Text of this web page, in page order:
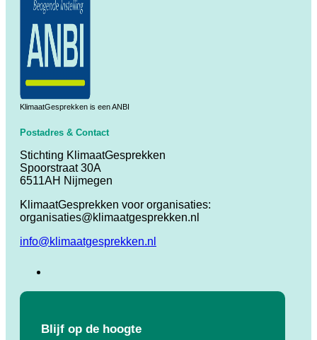
KlimaatGesprekken is een ANBI
Postadres & Contact
Stichting KlimaatGesprekken
Spoorstraat 30A
6511AH Nijmegen
KlimaatGesprekken voor organisaties:
organisaties@klimaatgesprekken.nl
info@klimaatgesprekken.nl
Blijf op de hoogte